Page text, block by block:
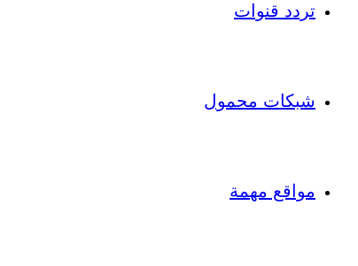
تردد قنوات
شبكات محمول
مواقع مهمة